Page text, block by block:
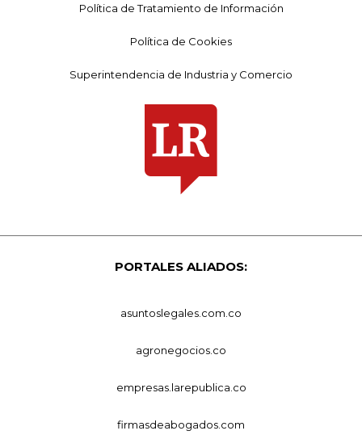
Política de Tratamiento de Información
Política de Cookies
Superintendencia de Industria y Comercio
PORTALES ALIADOS:
asuntoslegales.com.co
agronegocios.co
empresas.larepublica.co
firmasdeabogados.com